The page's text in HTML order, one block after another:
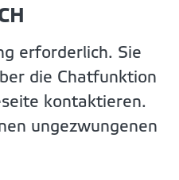
erforderlich. Sie
die Chatfunktion
kontaktieren.
ungezwungenen